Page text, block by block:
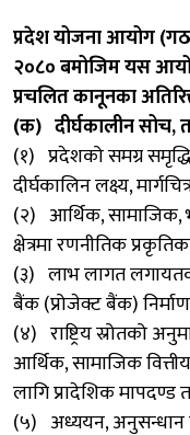
प्रदेश योजना आयोग
२०८० बमोजिम यस
प्रचलित कानूनका
(क) दीर्घकालीन सोच,
(१) प्रदेशको समग्र
दीर्घकालिन लक्ष्य,
(२) आर्थिक, सामाजिक,
क्षेत्रमा रणनीतिक
(३) लाभ लागत
बैंक (प्रोजेक्ट बैंक)
(४) राष्ट्रिय स्रोतको
आर्थिक, सामाजिक
लागि प्रादेशिक मापदण्ड
(५) अध्ययन, अनुसन्धान